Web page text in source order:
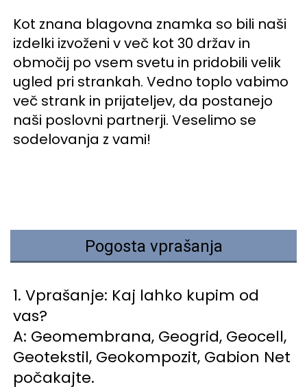
Kot znana blagovna znamka so bili naši
izdelki izvoženi v več kot 30 držav in
območij po vsem svetu in pridobili velik
ugled pri strankah. Vedno toplo vabimo
več strank in prijateljev, da postanejo
naši poslovni partnerji. Veselimo se
sodelovanja z vami!
Pogosta vprašanja
1. Vprašanje: Kaj lahko kupim od
vas?
A: Geomembrana, Geogrid, Geocell,
Geotekstil, Geokompozit, Gabion Net
počakajte.